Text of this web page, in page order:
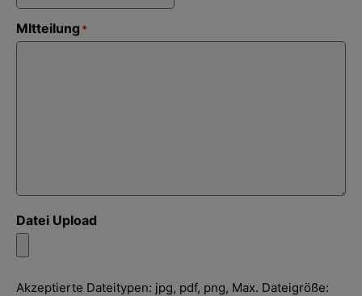
MItteilung *
Datei Upload
Akzeptierte Dateitypen: jpg, pdf, png, Max. Dateigröße: